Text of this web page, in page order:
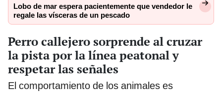
Lobo de mar espera pacientemente que vendedor le
regale las vísceras de un pescado
Perro callejero sorprende al cruzar
la pista por la línea peatonal y
respetar las señales
El comportamiento de los animales es